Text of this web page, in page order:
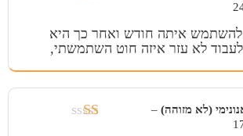
1
מתוך
5
איתה חודש ואחר כך היא
לא עזר איזה חוט השתמשתי,
(לא מזוהה) –